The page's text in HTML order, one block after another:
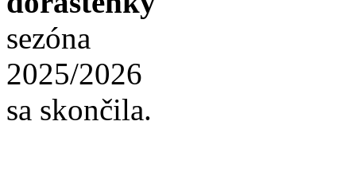
sezóna
2025/2026
sa skončila.